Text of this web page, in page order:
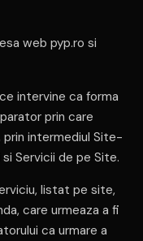
web pyp.ro si
intervine ca forma
prin care
prin intermediul Site-
Servicii de pe Site.
listat pe site,
care urmeaza a fi
ca urmare a